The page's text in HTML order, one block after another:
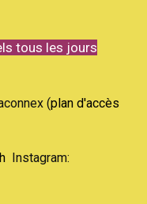
tous les jours
(plan d'accès
Instagram: